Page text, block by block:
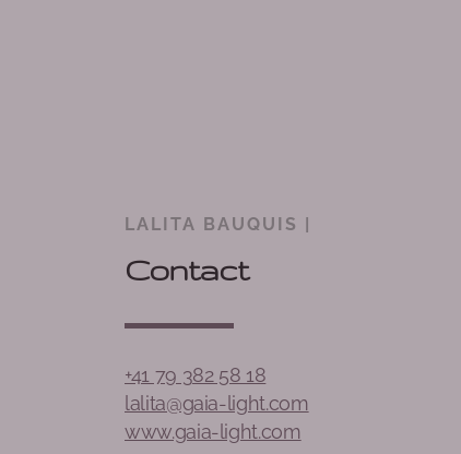
LALITA BAUQUIS |
Contact
+41 79 382 58 18
lalita@gaia-light.com
www.gaia-light.com